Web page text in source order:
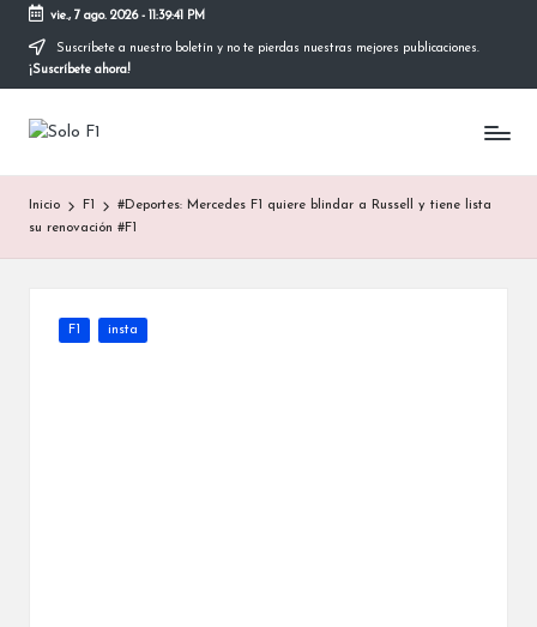
Saltar
vie., 7 ago. 2026- 11:39:41 PM
Suscríbete a nuestro boletín y no te pierdas nuestras mejores publicaciones.
¡Suscríbete ahora!
S
o
l
o
Para
la
F1
Inicio F1
#Deportes: Mercedes F1 quiere blindar a Russell y tiene lista
su renovación #F1
Publicada
F1 insta